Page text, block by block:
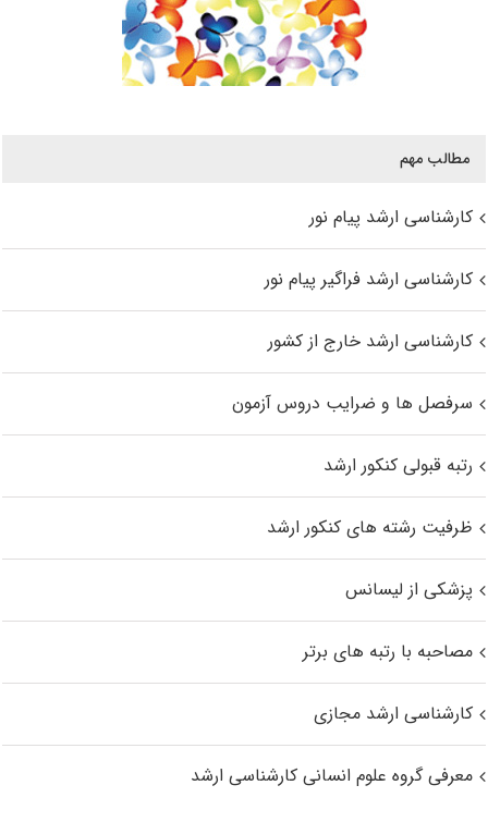
مطالب مهم
کارشناسی ارشد پیام نور
کارشناسی ارشد فراگیر پیام نور
کارشناسی ارشد خارج از کشور
سرفصل ها و ضرایب دروس آزمون
رتبه قبولی کنکور ارشد
ظرفیت رشته های کنکور ارشد
پزشکی از لیسانس
مصاحبه با رتبه های برتر
کارشناسی ارشد مجازی
معرفی گروه علوم انسانی کارشناسی ارشد